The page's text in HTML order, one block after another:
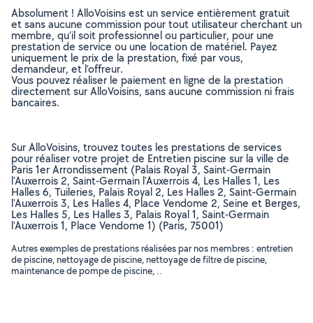
Absolument ! AlloVoisins est un service entièrement gratuit
et sans aucune commission pour tout utilisateur cherchant un
membre, qu’il soit professionnel ou particulier, pour une
prestation de service ou une location de matériel. Payez
uniquement le prix de la prestation, fixé par vous,
demandeur, et l’offreur.
Vous pouvez réaliser le paiement en ligne de la prestation
directement sur AlloVoisins, sans aucune commission ni frais
bancaires.
Sur AlloVoisins, trouvez toutes les prestations de services
pour réaliser votre projet de Entretien piscine sur la ville de
Paris 1er Arrondissement (Palais Royal 3, Saint-Germain
l'Auxerrois 2, Saint-Germain l'Auxerrois 4, Les Halles 1, Les
Halles 6, Tuileries, Palais Royal 2, Les Halles 2, Saint-Germain
l'Auxerrois 3, Les Halles 4, Place Vendome 2, Seine et Berges,
Les Halles 5, Les Halles 3, Palais Royal 1, Saint-Germain
l'Auxerrois 1, Place Vendome 1) (Paris, 75001)
Autres exemples de prestations réalisées par nos membres : entretien
de piscine, nettoyage de piscine, nettoyage de filtre de piscine,
maintenance de pompe de piscine, ..